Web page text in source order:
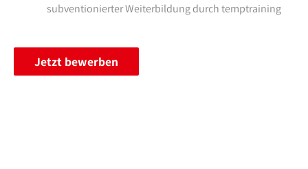
subventionierter Weiterbildung durch temptraining
Jetzt bewerben